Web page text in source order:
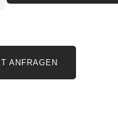
ANFRAGEN